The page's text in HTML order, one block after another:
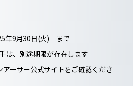
年9月30日(火) まで
は、別途期限が存在します
アーサー公式サイトをご確認くださ